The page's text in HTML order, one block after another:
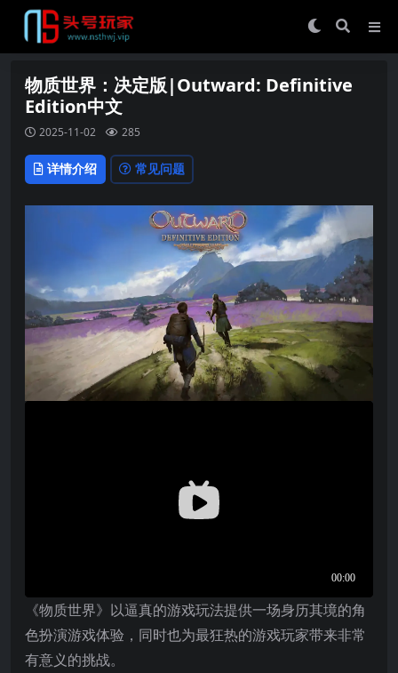
物质世界：决定版|Outward: Definitive
Edition中文
2025-11-02 285
详情介绍 常见问题
《物质世界》以逼真的游戏玩法提供一场身历其境的角
色扮演游戏体验，同时也为最狂热的游戏玩家带来非常
有意义的挑战。